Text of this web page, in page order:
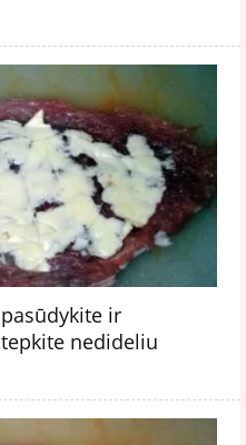
ir
nedideliu